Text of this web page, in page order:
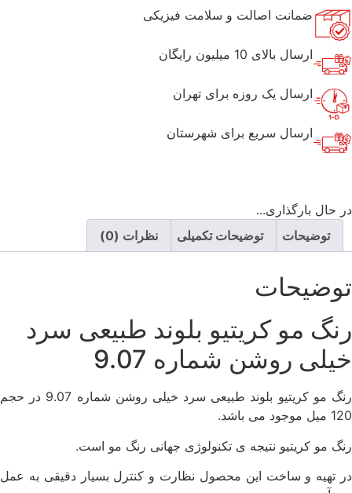
ضمانت اصالت و سلامت فیزیکی
ارسال بالای 10 میلیون رایگان
ارسال یک روزه برای تهران
ارسال سریع برای شهرستان
در حال بارگذاری...
توضیحات
توضیحات تکمیلی نظرات (0)
توضیحات
رنگ مو کریتیو بلوند طبیعی سرد
خیلی روشن شماره 9.07
رنگ مو کریتیو بلوند طبیعی سرد خیلی روشن شماره 9.07 در حجم
120 میل موجود می باشد.
رنگ مو کریتیو نتیجه ی تکنولوژی جهانی رنگ مو است.
در تهیه و ساخت این محصول نظارت و کنترل بسیار دقیقی به عمل